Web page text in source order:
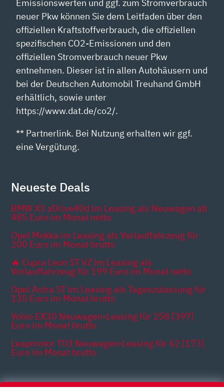
Emissionswerten und ggf. zum Stromverbrauch
neuer Pkw können Sie dem Leitfaden über den
offiziellen Kraftstoffverbrauch, die offiziellen
spezifischen CO2-Emissionen und den
offiziellen Stromverbrauch neuer Pkw
entnehmen. Dieser ist in allen Autohäusern und
bei der Deutschen Automobil Treuhand GmbH
erhältlich, sowie unter
https://www.dat.de/co2/.
** Partnerlink. Bei Nutzung erhalten wir ggf.
eine Vergütung.
Neueste Deals
BMW X3 xDrive40d im Leasing als Neuwagen ab
485 Euro im Monat netto
Opel Mokka im Leasing als Vorlauffahrzeug für
200 Euro im Monat brutto
🔥 Cupra Leon ST VZ im Leasing als
Vorlauffahrzeug für 199 Euro im Monat netto
Opel Astra ST im Leasing als Tageszulassung für
135 Euro im Monat brutto
Volvo EX30 Neuwagen-Leasing für 258 [397]
Euro im Monat brutto
Leapmotor T03 Neuwagen-Leasing für 62 [173]
Euro im Monat brutto